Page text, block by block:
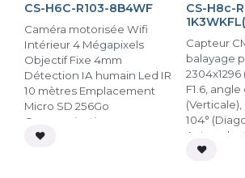
CS-H6C-R103-8B4WF
Caméra motorisée Wifi
Intérieur 4 Mégapixels
Objectif Fixe 4mm
Détection IA humain Led IR
10 mètres Emplacement
Micro SD 256Go
Communication
bidirectionelle Alimentation
CS-H8c-
Capteur
balayage
2304x1296
F1.6, angle
(Verticale),
104°
Auto-